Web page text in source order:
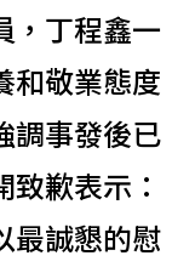
，丁程鑫一
和敬業態度
調事發後已
歉表示：
最誠懇的慰